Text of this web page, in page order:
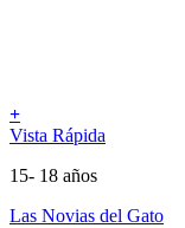
+
Vista Rápida
15- 18 años
Las Novias del Gato